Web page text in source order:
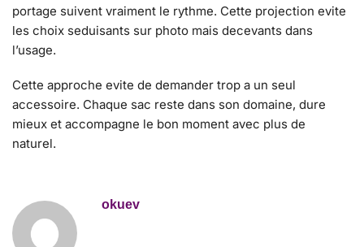
portage suivent vraiment le rythme. Cette projection evite
les choix seduisants sur photo mais decevants dans
l’usage.
Cette approche evite de demander trop a un seul
accessoire. Chaque sac reste dans son domaine, dure
mieux et accompagne le bon moment avec plus de
naturel.
okuev